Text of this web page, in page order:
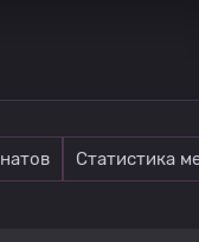
Статистика